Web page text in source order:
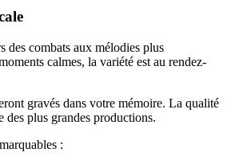
des combats aux mélodies plus
calmes, la variété est au rendez-
gravés dans votre mémoire. La qualité
des plus grandes productions.
: